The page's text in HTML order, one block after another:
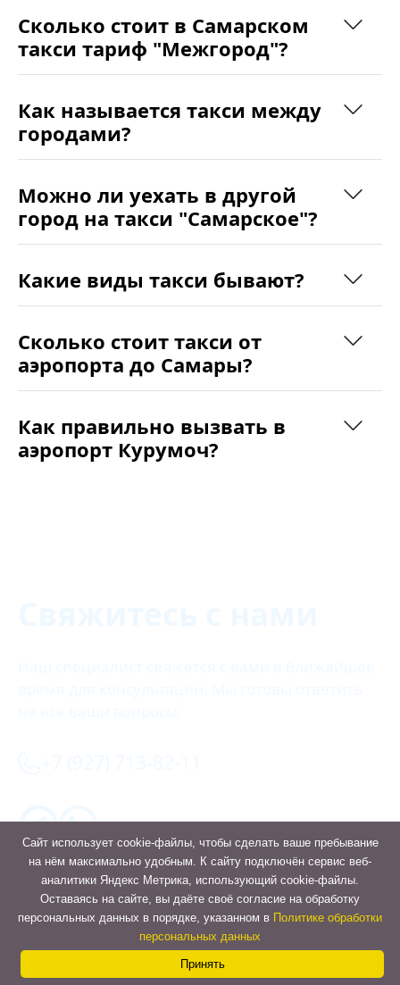
Сколько стоит в Самарском
такси тариф "Межгород"?
Как называется такси между
городами?
Можно ли уехать в другой
город на такси "Самарское"?
Какие виды такси бывают?
Сколько стоит такси от
аэропорта до Самары?
Как правильно вызвать в
аэропорт Курумоч?
Оставить заявку
Принять
Сайт использует cookie-файлы, чтобы сделать ваше пребывание
на нём максимально удобным. К cайту подключён сервис веб-
аналитики Яндекс Метрика, использующий cookie-файлы.
Оставаясь на сайте, вы даёте своё согласие на обработку
персональных данных в порядке, указанном в Политике обработки
персональных данных
Contact